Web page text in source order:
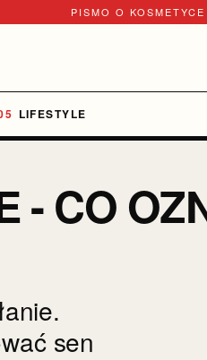
PISMO O
LIFESTYLE
- CO
sen